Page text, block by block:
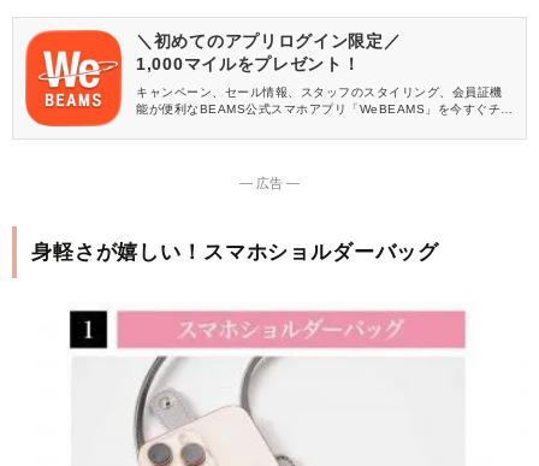
＼初めてのアプリログイン限定／
1,000マイルをプレゼント！
キャンペーン、セール情報、スタッフのスタイリング、会員証機
能が便利なBEAMS公式スマホアプリ「WeBEAMS」を今すぐチェ
― 広告 ―
身軽さが嬉しい！スマホショルダーバッグ